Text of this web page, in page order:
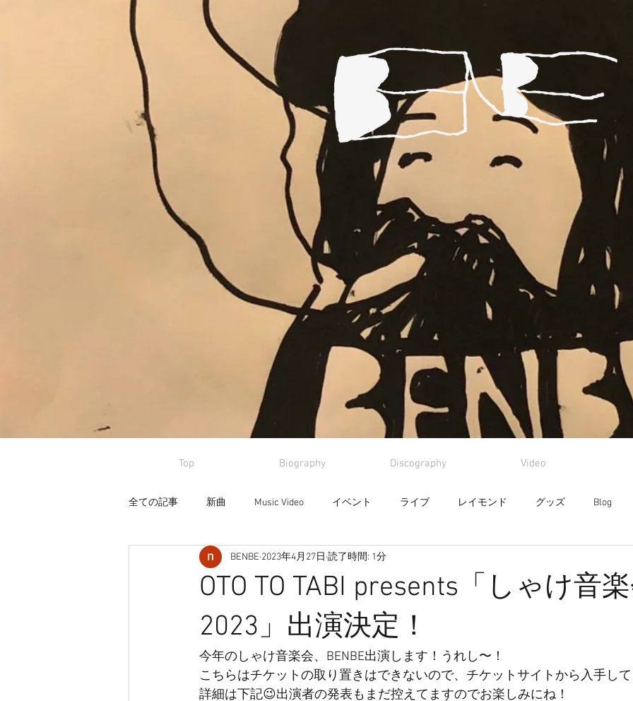
Top Biography Discography Video
全ての記事 新曲 Music Video イベント ライブ レイモンド グッズ Blog
OTO TO TABI presents「しゃけ音
2023」出演決定！
BENBE 2023年4月27日 読了時間: 1分
今年のしゃけ音楽会、BENBE出演します！うれし〜！
こちらはチケットの取り置きはできないので、チケットサイトから入手し
詳細は下記😉出演者の発表もまだ控えてますのでお楽しみにね！